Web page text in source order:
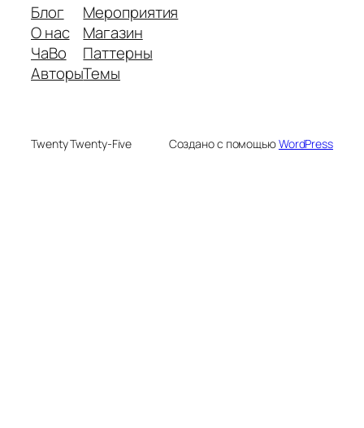
Блог
О нас
ЧаВо
Авторы
Мероприятия
Магазин
Паттерны
Темы
Twenty Twenty-Five Создано с помощьюWordPress